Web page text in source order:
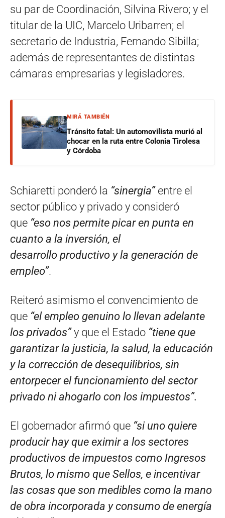
su par de Coordinación, Silvina Rivero; y el
titular de la UIC, Marcelo Uribarren; el
secretario de Industria, Fernando Sibilla;
además de representantes de distintas
cámaras empresarias y legisladores.
MIRÁ TAMBIÉN
Tránsito fatal: Un automovilista murió al
chocar en la ruta entre Colonia Tirolesa
y Córdoba
Schiaretti ponderó la “sinergia”entre el
sector público y privado y consideró
que “eso nos permite picar en punta en
cuanto a la inversión, el
desarrollo productivo y la generación de
empleo”.
Reiteró asimismo el convencimiento de
que “el empleo genuino lo llevan adelante
los privados”y que el Estado “tiene que
garantizar la justicia, la salud, la educación
y la corrección de desequilibrios, sin
entorpecer el funcionamiento del sector
privado ni ahogarlo con los impuestos”.
El gobernador afirmó que “si uno quiere
producir hay que eximir a los sectores
productivos de impuestos como Ingresos
Brutos, lo mismo que Sellos, e incentivar
las cosas que son medibles como la mano
de obra incorporada y consumo de energía